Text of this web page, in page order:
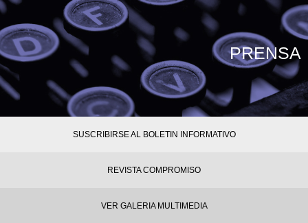
PRENSA
SUSCRIBIRSE AL BOLETIN INFORMATIVO
REVISTA COMPROMISO
VER GALERIA MULTIMEDIA